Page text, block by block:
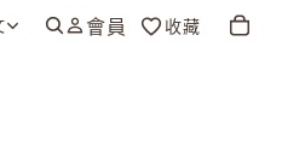
語言選擇器會員 收藏